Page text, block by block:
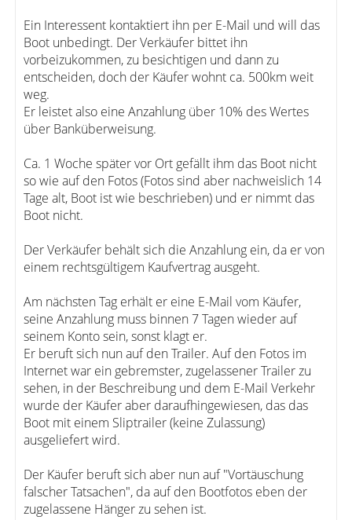
Ein Interessent kontaktiert ihn per E-Mail und will das
Boot unbedingt. Der Verkäufer bittet ihn
vorbeizukommen, zu besichtigen und dann zu
entscheiden, doch der Käufer wohnt ca. 500km weit
weg.
Er leistet also eine Anzahlung über 10% des Wertes
über Banküberweisung.
Ca. 1 Woche später vor Ort gefällt ihm das Boot nicht
so wie auf den Fotos (Fotos sind aber nachweislich 14
Tage alt, Boot ist wie beschrieben) und er nimmt das
Boot nicht.
Der Verkäufer behält sich die Anzahlung ein, da er von
einem rechtsgültigem Kaufvertrag ausgeht.
Am nächsten Tag erhält er eine E-Mail vom Käufer,
seine Anzahlung muss binnen 7 Tagen wieder auf
seinem Konto sein, sonst klagt er.
Er beruft sich nun auf den Trailer. Auf den Fotos im
Internet war ein gebremster, zugelassener Trailer zu
sehen, in der Beschreibung und dem E-Mail Verkehr
wurde der Käufer aber daraufhingewiesen, das das
Boot mit einem Sliptrailer (keine Zulassung)
ausgeliefert wird.
Der Käufer beruft sich aber nun auf "Vortäuschung
falscher Tatsachen", da auf den Bootfotos eben der
zugelassene Hänger zu sehen ist.